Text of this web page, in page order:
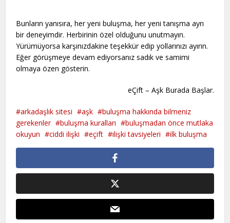
Bunların yanısıra, her yeni buluşma, her yeni tanışma ayrı
bir deneyimdir. Herbirinin özel olduğunu unutmayın.
Yürümüyorsa karşınızdakine teşekkür edip yollarınızı ayırın.
Eğer görüşmeye devam ediyorsanız sadık ve samimi
olmaya özen gösterin.
eÇift – Aşk Burada Başlar.
arkadaşlık sitesi aşk
buluşma hakkında bilmeniz
gerekenler
buluşma kuralları
buluşmadan önce mutlaka
okuyun
ciddi ilişki eçift ilişki tavsiyeleri ilk buluşma